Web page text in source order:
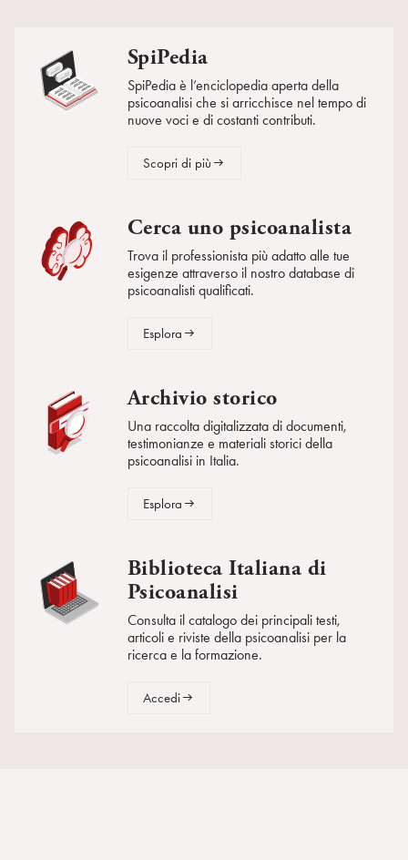
SpiPedia
SpiPedia è l’enciclopedia aperta della
psicoanalisi che si arricchisce nel tempo di
nuove voci e di costanti contributi.
Scopri di più
Cerca uno psicoanalista
Trova il professionista più adatto alle tue
esigenze attraverso il nostro database di
psicoanalisti qualificati.
Esplora
Archivio storico
Una raccolta digitalizzata di documenti,
testimonianze e materiali storici della
psicoanalisi in Italia.
Esplora
Biblioteca Italiana di
Psicoanalisi
Consulta il catalogo dei principali testi,
articoli e riviste della psicoanalisi per la
ricerca e la formazione.
Accedi